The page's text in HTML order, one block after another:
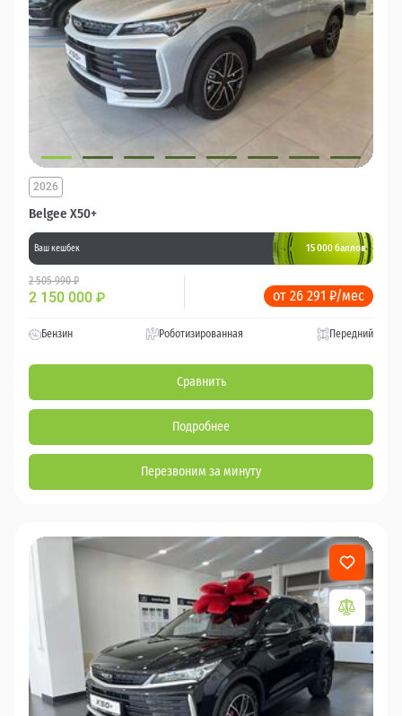
Belgee X50+
2026
Ваш кешбек 15 000 баллов
2 505 990 ₽
2 150 000 ₽ от 26 291 ₽/мес
Бензин Роботизированная Передний
Сравнить
Подробнее
Перезвоним за минуту